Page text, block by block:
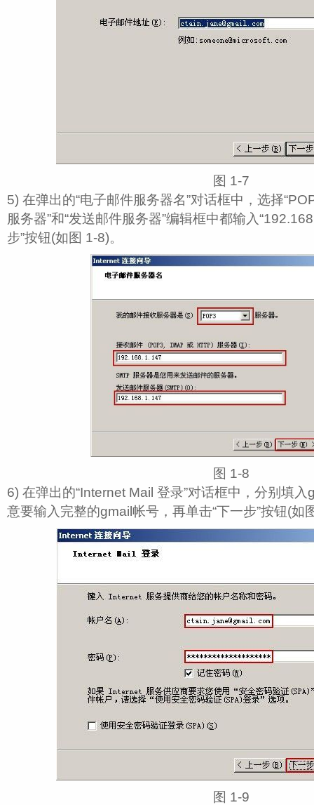
图 1‑7
5) 在弹出的“电子邮件服务器名”对话框中，选择
服务器”和“发送邮件服务器”编辑框中都输入
步”按钮(如图 1‑8)。
图 1‑8
6) 在弹出的“Internet Mail 登录”对话框中，分别填
意要输入完整的gmail帐号，再单击“下一步”按钮(如
图 1‑9